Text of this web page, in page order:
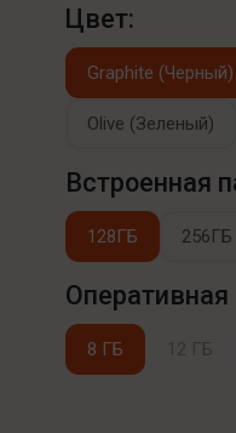
Цвет:
Graphite (Черный)
Olive (Зеленый)
Встроенная
128ГБ 256ГБ
Оперативная
8 ГБ